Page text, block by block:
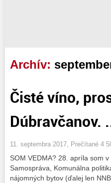
Archív:
Čisté víno,
Dúbravčanov.
11. septembra 2017, Prečítané 4
SOM VEDMA? 28. apríla som
Samospráva, Komunálna
nájomných bytov (ďalej len